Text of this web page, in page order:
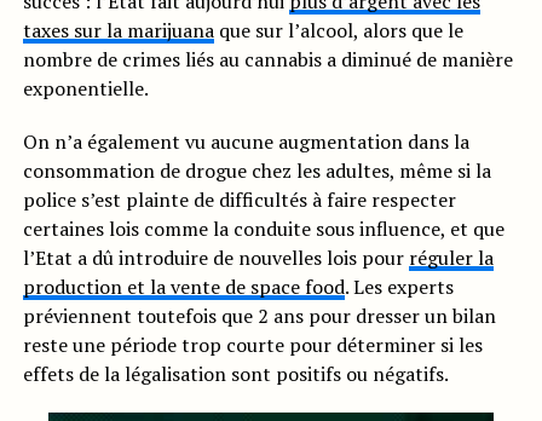
taxes sur la marijuanaque sur l’alcool, alors que le
nombre de crimes liés au cannabis a diminué de manière
exponentielle.
On n’a également vu aucune augmentation dans la
consommation de drogue chez les adultes, même si la
police s’est plainte de difficultés à faire respecter
certaines lois comme la conduite sous influence, et que
l’Etat a dû introduire de nouvelles lois pour réguler la
production et la vente de space food. Les experts
préviennent toutefois que 2 ans pour dresser un bilan
reste une période trop courte pour déterminer si les
effets de la légalisation sont positifs ou négatifs.